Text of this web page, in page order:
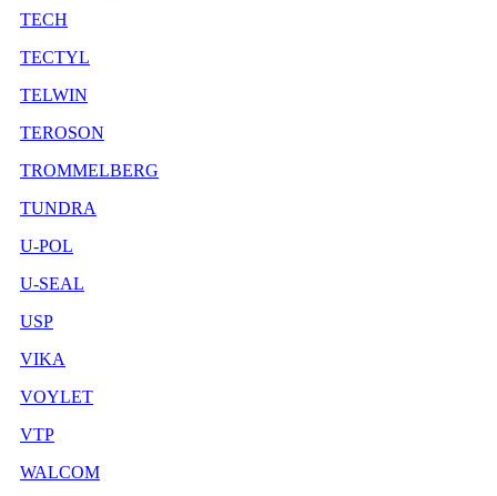
TECH
TECTYL
TELWIN
TEROSON
TROMMELBERG
TUNDRA
U-POL
U-SEAL
USP
VIKA
VOYLET
VTP
WALCOM